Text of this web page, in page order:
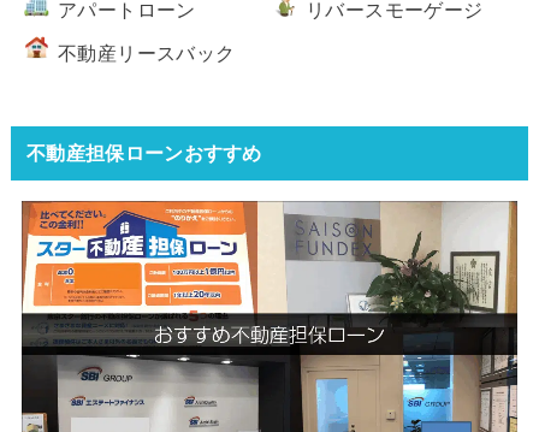
アパートローン リバースモーゲージ
不動産リースバック
不動産担保ローンおすすめ